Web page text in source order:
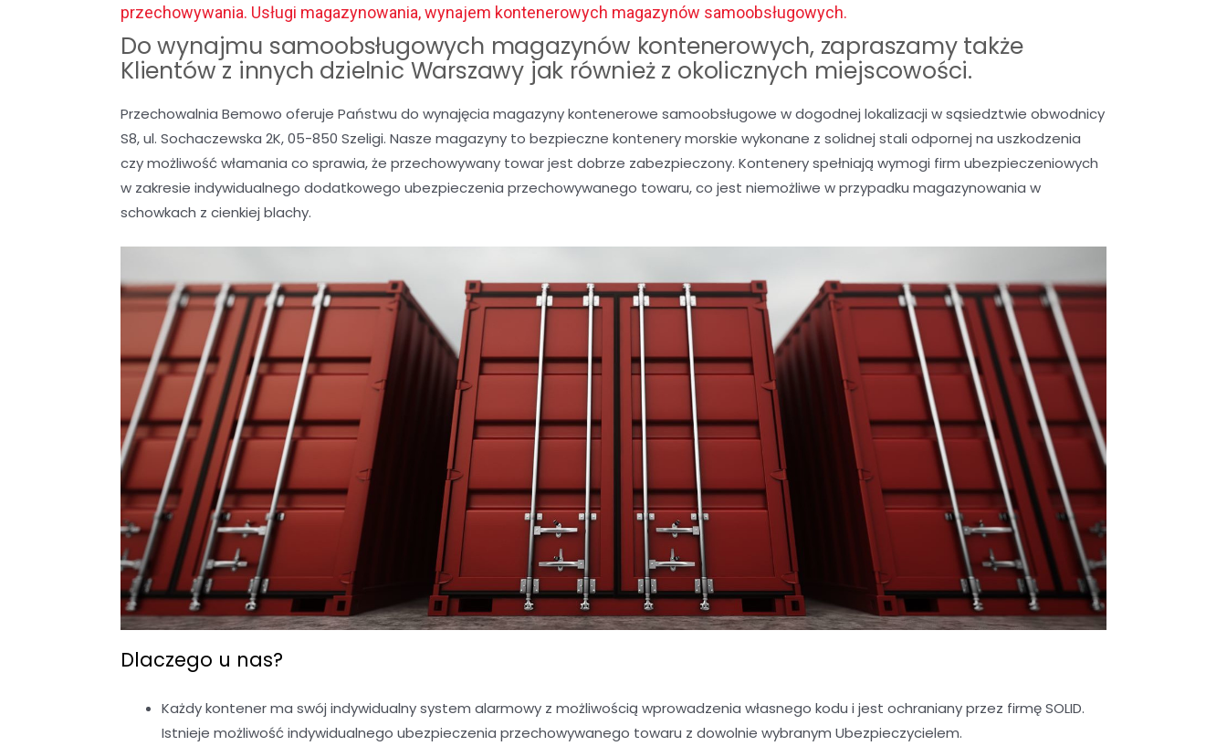
przechowywania. Usługi magazynowania, wynajem kontenerowych magazynów samoobsługowych.
Do wynajmu samoobsługowych magazynów kontenerowych, zapraszamy także
Klientów z innych dzielnic Warszawy jak również z okolicznych miejscowości.
Przechowalnia Bemowo oferuje Państwu do wynajęcia magazyny kontenerowe samoobsługowe w dogodnej lokalizacji w sąsiedztwie obwodnicy
S8, ul. Sochaczewska 2K, 05-850 Szeligi. Nasze magazyny to bezpieczne kontenery morskie wykonane z solidnej stali odpornej na uszkodzenia
czy możliwość włamania co sprawia, że przechowywany towar jest dobrze zabezpieczony. Kontenery spełniają wymogi firm ubezpieczeniowych
w zakresie indywidualnego dodatkowego ubezpieczenia przechowywanego towaru, co jest niemożliwe w przypadku magazynowania w
schowkach z cienkiej blachy.
Dlaczego u nas?
Każdy kontener ma swój indywidualny system alarmowy z możliwością wprowadzenia własnego kodu i jest ochraniany przez firmę SOLID.
Istnieje możliwość indywidualnego ubezpieczenia przechowywanego towaru z dowolnie wybranym Ubezpieczycielem.